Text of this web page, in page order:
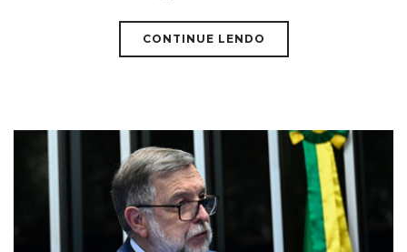
CONTINUE LENDO